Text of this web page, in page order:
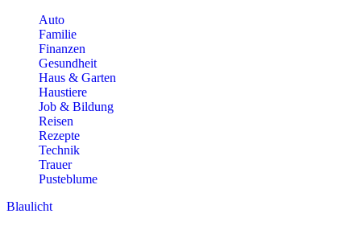
Auto
Familie
Finanzen
Gesundheit
Haus & Garten
Haustiere
Job & Bildung
Reisen
Rezepte
Technik
Trauer
Pusteblume
Blaulicht